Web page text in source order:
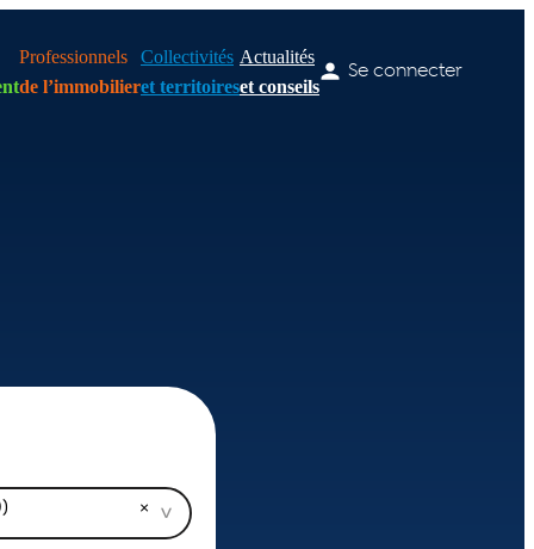
Professionnels
de l’immobilier
Collectivités
et territoires
Actualités
et conseils
Se connecter